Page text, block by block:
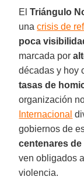
ElTriángulo
unacrisis de
poca
marcada por
décadas y hoy
tasas de
organización
Internacional
gobiernos de
centenares de
ven obligados
violencia.